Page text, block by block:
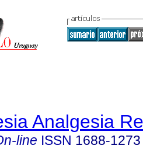
Analgesia
line ISSN 1688-1273